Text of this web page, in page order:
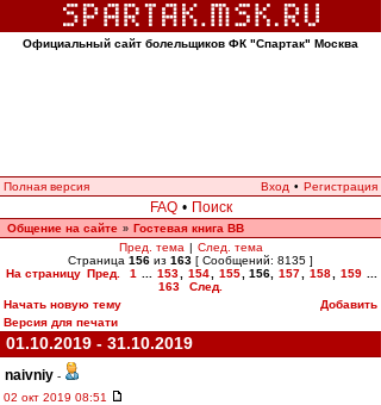
Официальный сайт болельщиков ФК "Спартак" Москва
Полная версия Вход • Регистрация
FAQ • Поиск
Общение на сайте » Гостевая книга ВВ
Пред. тема | След. тема
Страница 156 из 163 [ Сообщений: 8135 ]
На страницу Пред. 1 153 154 155 156, 157 158 159
163
След.
Начать новую тему
Добавить
Версия для печати
01.10.2019 - 31.10.2019
naivniy -
02 окт 2019 08:51